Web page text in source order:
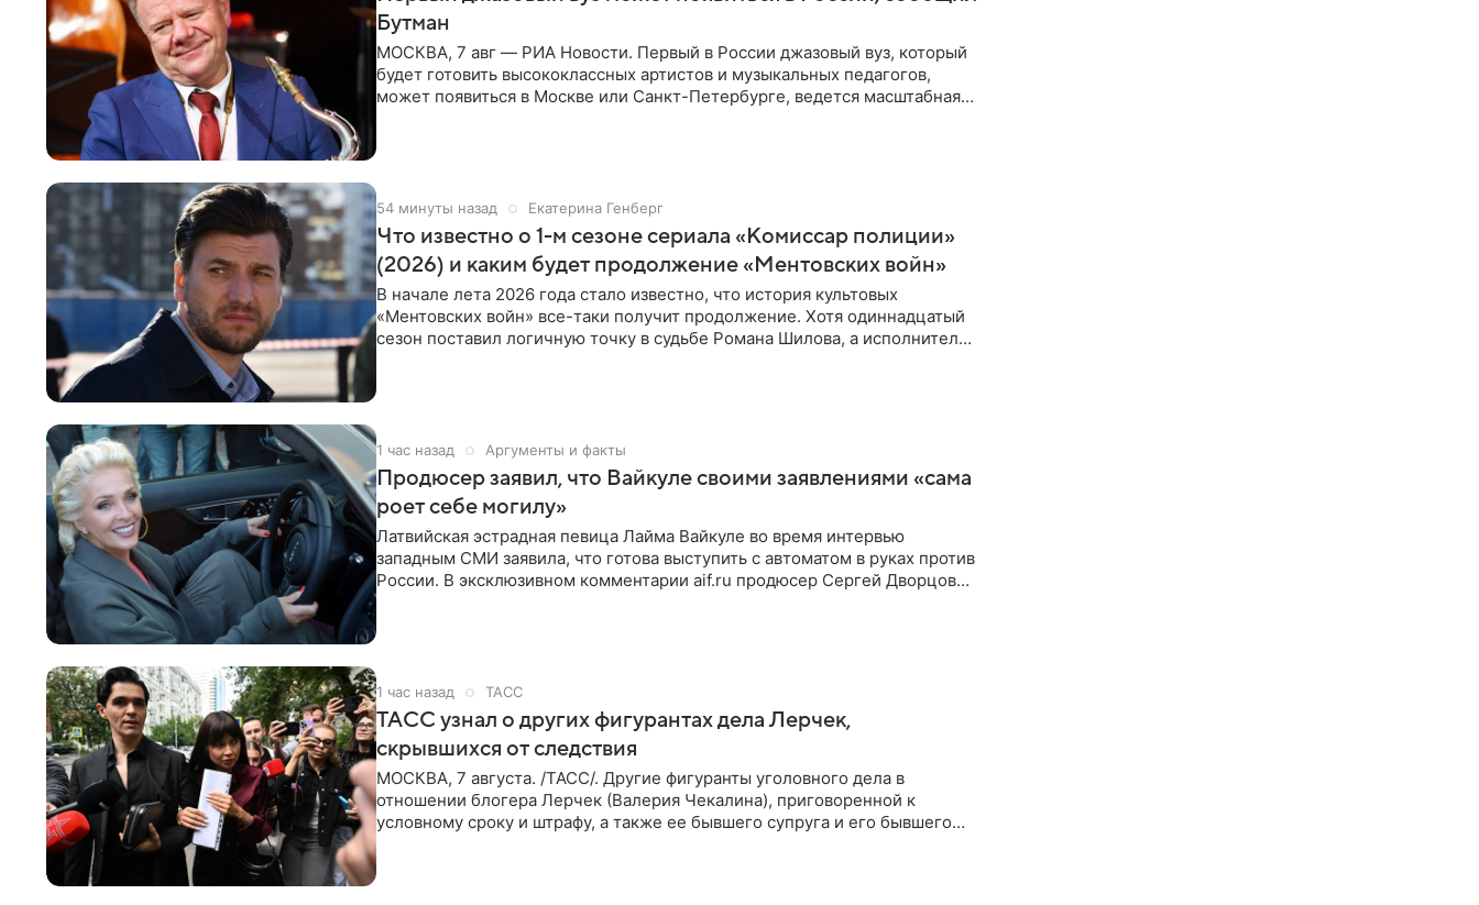
Бутман
МОСКВА, 7 авг — РИА Новости. Первый в России джазовый вуз, который
будет готовить высококлассных артистов и музыкальных педагогов,
может появиться в Москве или Санкт-Петербурге, ведется масштабная
54 минуты назад Екатерина Генберг
Что известно о 1-м сезоне сериала «Комиссар полиции»
(2026) и каким будет продолжение «Ментовских войн»
В начале лета 2026 года стало известно, что история культовых
«Ментовских войн» все-таки получит продолжение. Хотя одиннадцатый
сезон поставил логичную точку в судьбе Романа Шилова, а исполнитель
1 час назад Аргументы и факты
Продюсер заявил, что Вайкуле своими заявлениями «сама
роет себе могилу»
Латвийская эстрадная певица Лайма Вайкуле во время интервью
западным СМИ заявила, что готова выступить с автоматом в руках против
России. В эксклюзивном комментарии aif.ru продюсер Сергей Дворцов
1 час назад ТАСС
ТАСС узнал о других фигурантах дела Лерчек,
скрывшихся от следствия
МОСКВА, 7 августа. /ТАСС/. Другие фигуранты уголовного дела в
отношении блогера Лерчек (Валерия Чекалина), приговоренной к
условному сроку и штрафу, а также ее бывшего супруга и его бывшего